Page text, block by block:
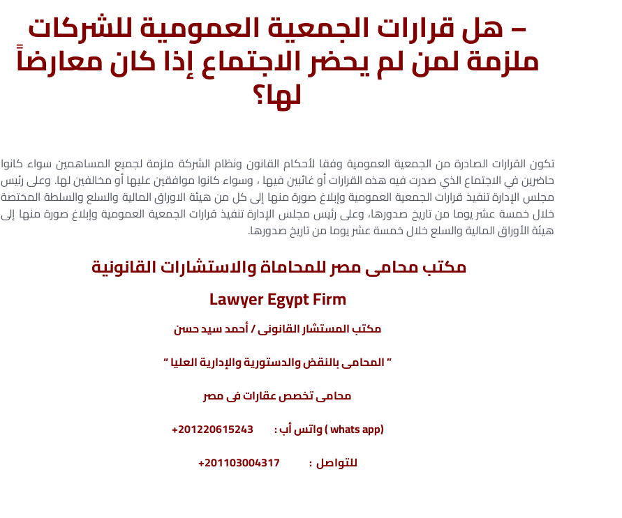
– هل قرارات الجمعية العمومية للشركات
ملزمة لمن لم يحضر الاجتماع إذا كان معارضاً
لها؟
تكون القرارات الصادرة من الجمعية العمومية وفقا لأحكام القانون ونظام الشركة ملزمة لجميع المساهمين سواء كانوا
حاضرين في الاجتماع الذي صدرت فيه هذه القرارات أو غائبين فيها ، وسواء كانوا موافقين عليها أو مخالفين لها. وعلى رئيس
مجلس الإدارة تنفيذ قرارات الجمعية العمومية وإبلاغ صورة منها إلى كل من هيئة الاوراق المالية والسلع والسلطة المختصة
خلال خمسة عشر يوما من تاريخ صدورها، وعلى رئيس مجلس الإدارة تنفيذ قرارات الجمعية العمومية وإبلاغ صورة منها إلى
هيئة الأوراق المالية والسلع خلال خمسة عشر يوما من تاريخ صدورها.
مكتب محامى مصر للمحاماة والاستشارات القانونية
Lawyer Egypt Firm
مكتب المستشار القانونى / أحمد سيد حسن
” المحامى بالنقض والدستورية والإدارية العليا “
محامى تخصص عقارات فى مصر
(whats app ) واتس أب : 201220615243+
للتواصل : 201103004317+